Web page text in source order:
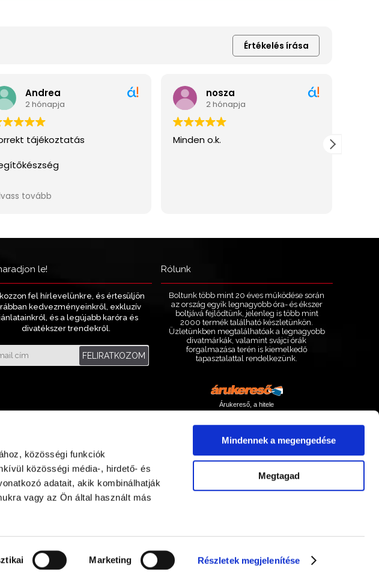
közösségi funkciók
közösségi média-, hirdető- és
adatait, akik kombinálhatják
vagy az Ön által használt más
Marketing Részletek megjelenítése
Mindennek a megengedése
Megtagad
le!
fel hírlevelünkre, és értesüljön
kedvezményeinkről, exkluzív
és a legújabb karóra és
divatékszer trendekről.
FELIRATKOZOM
Rólunk
Boltunk több mint 20 éves működése során
az ország egyik legnagyobb óra- és ékszer
boltjává fejlődtünk, jelenleg is több mint
2000 termék található készletünkön.
Üzletünkben megtalálhatóak a legnagyobb
divatmárkák, valamint svájci órák
forgalmazása terén is kiemelkedő
tapasztalattal rendelkezünk.
Árukereső, a hitele
ora-bolt.hu